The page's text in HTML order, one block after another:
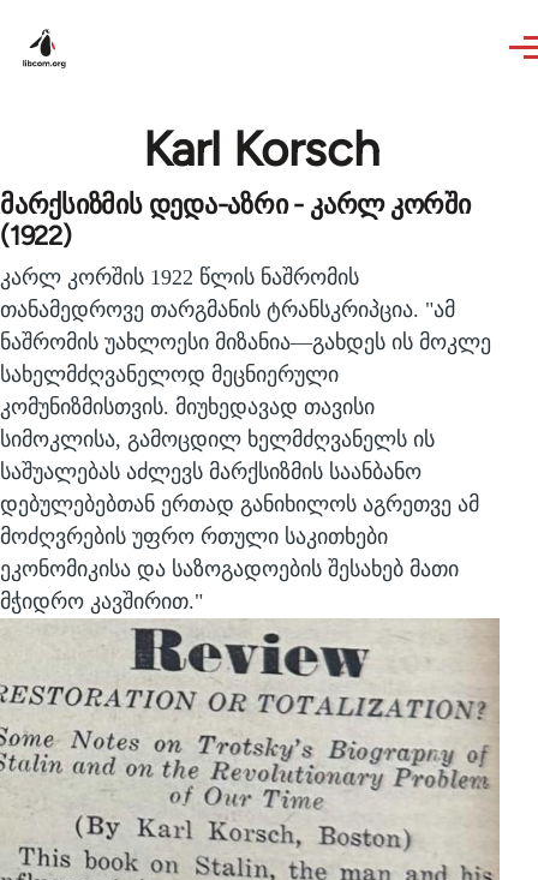
Karl Korsch
მარქსიზმის დედა-აზრი - კარლ კორში
(1922)
კარლ კორშის 1922 წლის ნაშრომის
თანამედროვე თარგმანის ტრანსკრიპცია. "ამ
ნაშრომის უახლოესი მიზანია—გახდეს ის მოკლე
სახელმძღვანელოდ მეცნიერული
კომუნიზმისთვის. მიუხედავად თავისი
სიმოკლისა, გამოცდილ ხელმძღვანელს ის
საშუალებას აძლევს მარქსიზმის საანბანო
დებულებებთან ერთად განიხილოს აგრეთვე ამ
მოძღვრების უფრო რთული საკითხები
ეკონომიკისა და საზოგადოების შესახებ მათი
მჭიდრო კავშირით."